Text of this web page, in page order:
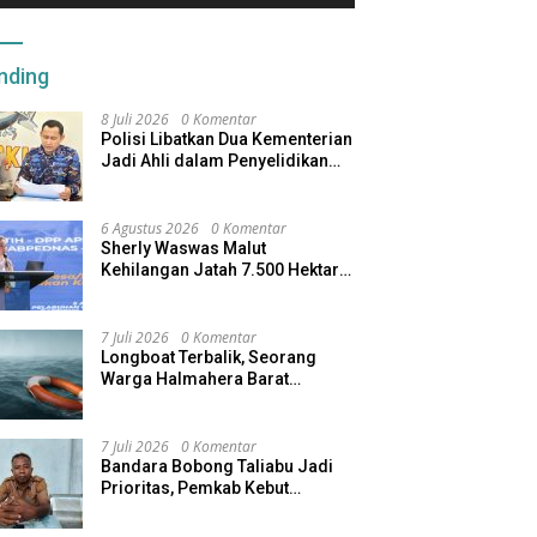
8 Juli 2026 0 Komentar
Polisi Libatkan Dua Kementerian
Jadi Ahli dalam Penyelidikan
6 Agustus 2026 0 Komentar
Sherly Waswas Malut
Kehilangan Jatah 7.500 Hektare
7 Juli 2026 0 Komentar
Longboat Terbalik, Seorang
Warga Halmahera Barat
7 Juli 2026 0 Komentar
Bandara Bobong Taliabu Jadi
Prioritas, Pemkab Kebut